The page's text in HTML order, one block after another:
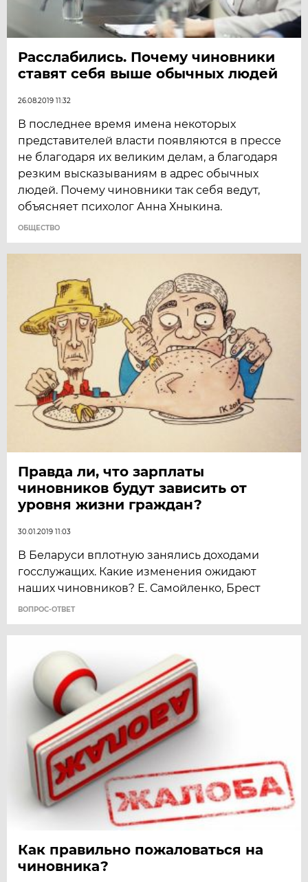
Расслабились. Почему чиновники
ставят себя выше обычных людей
26.08.2019 11:32
В последнее время имена некоторых
представителей власти появляются в прессе
не благодаря их великим делам, а благодаря
резким высказываниям в адрес обычных
людей. Почему чиновники так себя ведут,
объясняет психолог Анна Хныкина.
ОБЩЕСТВО
Правда ли, что зарплаты
чиновников будут зависить от
уровня жизни граждан?
30.01.2019 11:03
В Беларуси вплотную занялись доходами
госслужащих. Какие изменения ожидают
наших чиновников? Е. Самойленко, Брест
ВОПРОС-ОТВЕТ
Как правильно пожаловаться на
чиновника?